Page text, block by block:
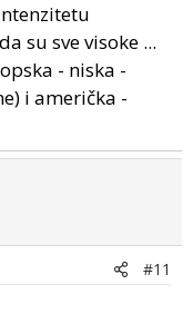
su sve visoke ...
- niska -
i američka -
#11